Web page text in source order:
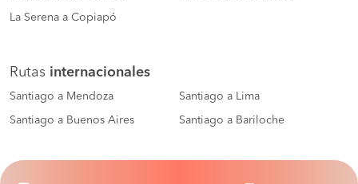
La Serena a Copiapó
Rutas internacionales
Santiago a Mendoza Santiago a Lima
Santiago a Buenos Aires Santiago a Bariloche